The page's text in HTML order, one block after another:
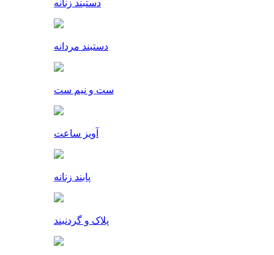
دستبند زنانه
دستبند مردانه
ست و نیم ست
آویز ساعت
پابند زنانه
پلاک و گردنبند